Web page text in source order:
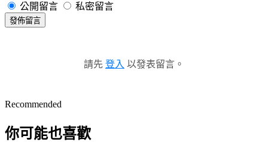
公開留言 私密留言
發佈留言
請先 登入 以發表留言。
Recommended
你可能也喜歡